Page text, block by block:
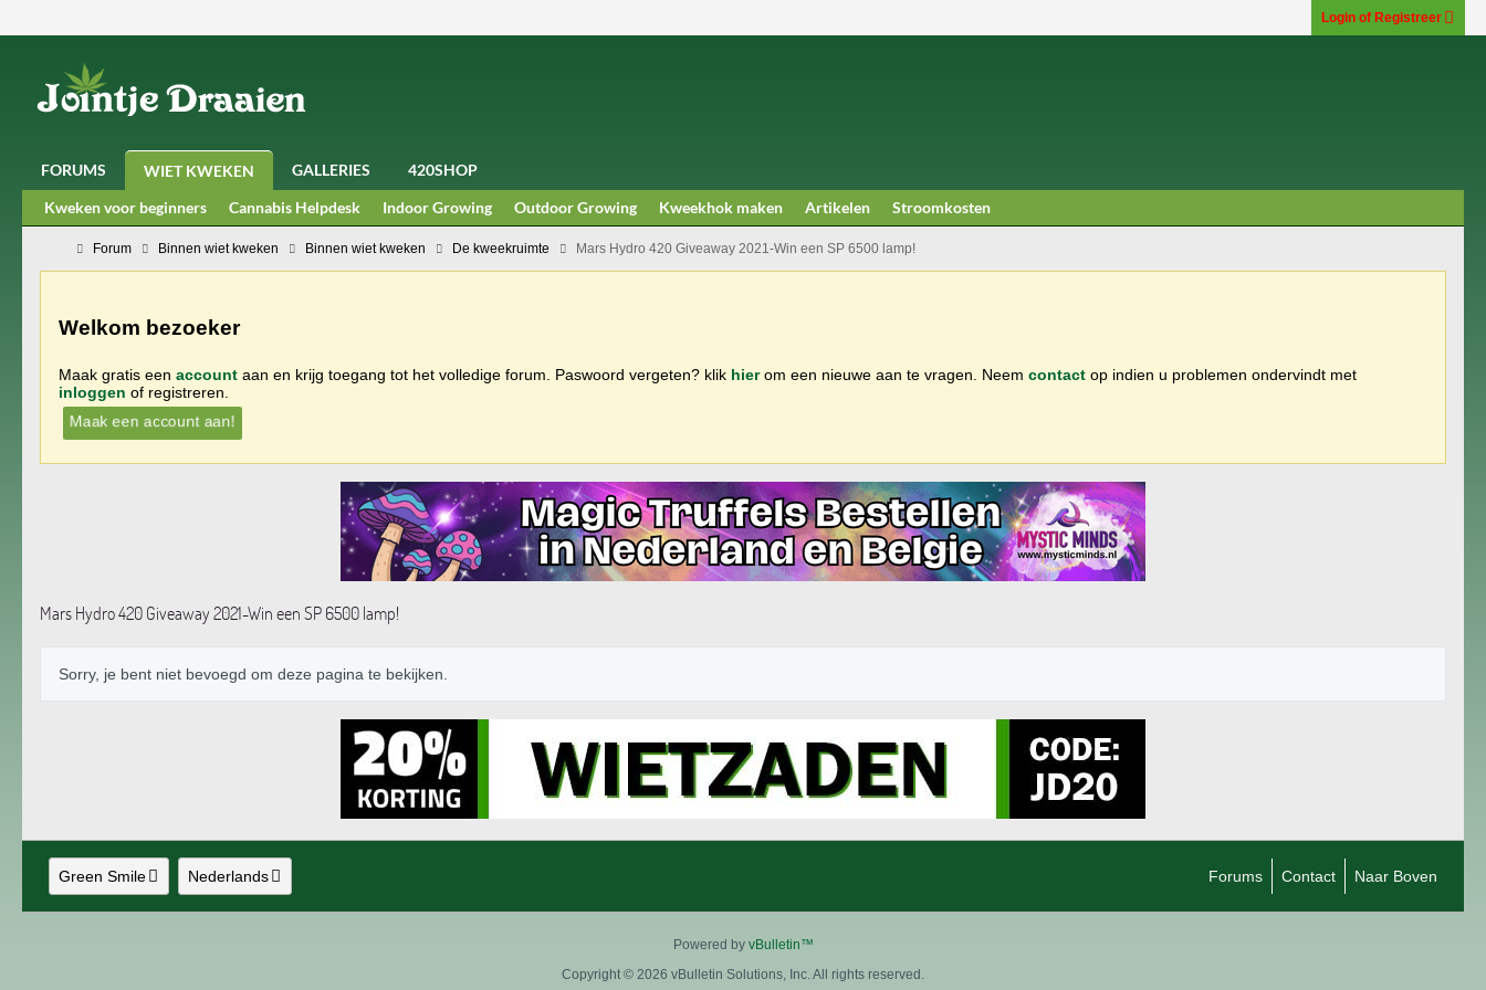
Login of Registreer
FORUMS WIET KWEKEN GALLERIES
420SHOP
Kweken voor beginners
Cannabis Helpdesk Indoor Growing Outdoor Growing Kweekhok maken Artikelen Stroomkosten
Forum Binnen wiet kweken Binnen wiet kweken De kweekruimte Mars Hydro 420 Giveaway 2021-Win een SP 6500 lamp!
Welkom bezoeker
Maak gratis een account aan en krijg toegang tot het volledige forum. Paswoord vergeten? klik hierom een nieuwe aan te vragen. Neem contact op indien u problemen ondervindt met
inloggen of registreren.
Maak een account aan!
Mars Hydro 420 Giveaway 2021-Win een SP 6500 lamp!
Sorry, je bent niet bevoegd om deze pagina te bekijken.
Green Smile Nederlands Forums Contact Naar Boven
Powered by vBulletin™
Copyright © 2026 vBulletin Solutions, Inc. All rights reserved.